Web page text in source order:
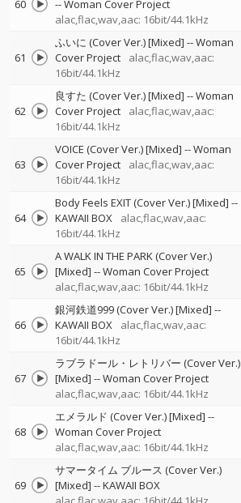
60
--Woman Cover Project
alac,flac,wav,aac: 16bit/44.1kHz
61
ふいに (Cover Ver.) [Mixed] --Woman
Cover Project
alac,flac,wav,aac:
16bit/44.1kHz
62
良すた (Cover Ver.) [Mixed] --Woman
Cover Project
alac,flac,wav,aac:
16bit/44.1kHz
63
VOICE (Cover Ver.) [Mixed] --Woman
Cover Project
alac,flac,wav,aac:
16bit/44.1kHz
64
Body Feels EXIT (Cover Ver.) [Mixed] --
KAWAII BOX
alac,flac,wav,aac:
16bit/44.1kHz
65
A WALK IN THE PARK (Cover Ver.)
[Mixed] --Woman Cover Project
alac,flac,wav,aac: 16bit/44.1kHz
66
銀河鉄道999 (Cover Ver.) [Mixed] --
KAWAII BOX
alac,flac,wav,aac:
16bit/44.1kHz
67
ラブラドール・レトリバー (Cover Ver.)
[Mixed] --Woman Cover Project
alac,flac,wav,aac: 16bit/44.1kHz
68
エメラルド (Cover Ver.) [Mixed] --
Woman Cover Project
alac,flac,wav,aac: 16bit/44.1kHz
69
サマータイム ブルース (Cover Ver.)
[Mixed] --KAWAII BOX